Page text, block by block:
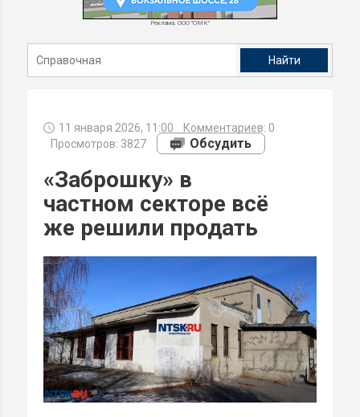
Реклама. ООО "ОМК"
11 января 2026, 11:00 Комментариев: 0
Просмотров: 3827
Обсудить
«Заброшку» в
частном секторе всё
же решили продать